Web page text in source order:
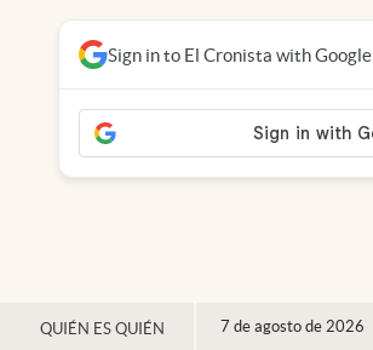
QUIÉN ES QUIÉN 7 de agosto de 2026
Sign in to El Cronista with Google